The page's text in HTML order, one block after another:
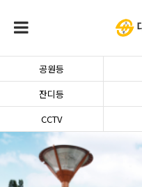
공원등
잔디등
CCTV